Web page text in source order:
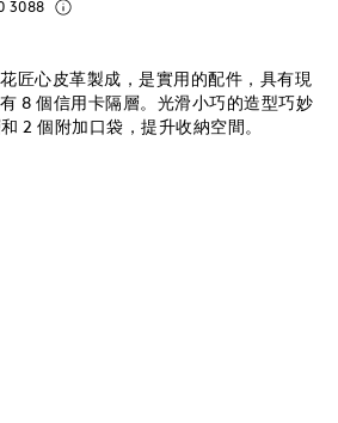
3088
匠心皮革製成，是實用的配件，具有現
8 個信用卡隔層。光滑小巧的造型巧妙
2 個附加口袋，提升收納空間。